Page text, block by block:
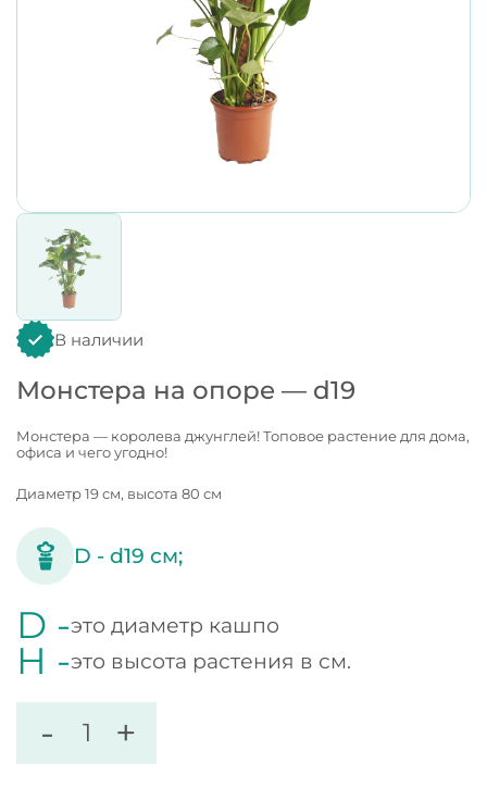
В наличии
Монстера на опоре — d19
Монстера — королева джунглей! Топовое растение для дома,
офиса и чего угодно!
Диаметр 19 см, высота 80 см
D -d19 см;
D -это диаметр кашпо
H -это высота растения в см.
- +